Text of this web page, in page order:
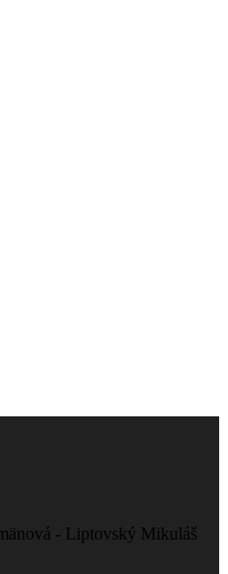
- Liptovský Mikuláš